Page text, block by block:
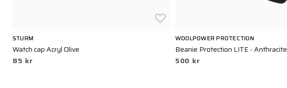
STURM
Watch cap Acryl Olive
85 kr
WOOLPOWER PROTECTION
Beanie Protection LITE - Anthracite
500 kr